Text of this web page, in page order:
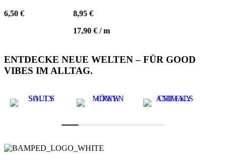
6,50 € 8,95€
17,90€ /m
ENTDECKE NEUE WELTEN – FÜR GOOD
VIBES IM ALLTAG.